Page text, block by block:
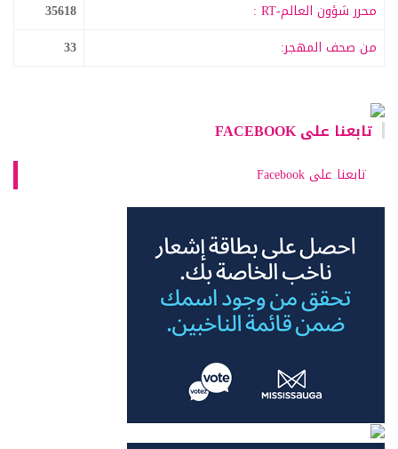
محرر شؤون العالم-RT :
35618
من صحف المهجر:
33
تابعنا على FACEBOOK
تابعنا على Facebook